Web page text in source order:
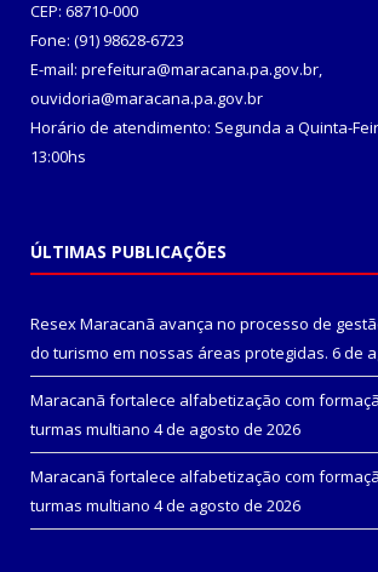
CEP: 68710-000
Fone: (91) 98628-6723
E-mail: prefeitura@maracana.pa.gov.br,
ouvidoria@maracana.pa.gov.br
Horário de atendimento: Segunda a Quinta-
13:00hs
ÚLTIMAS PUBLICAÇÕES
Resex Maracanã avança no processo de
do turismo em nossas áreas protegidas. 6 de
Maracanã fortalece alfabetização com
turmas multiano 4 de agosto de 2026
Maracanã fortalece alfabetização com
turmas multiano 4 de agosto de 2026